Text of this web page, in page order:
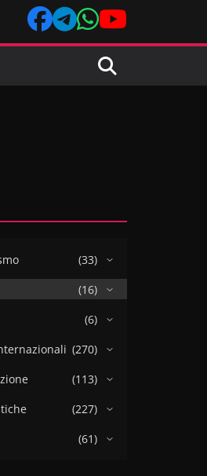
(33)
(16)
(6)
(270)
(113)
(227)
(61)